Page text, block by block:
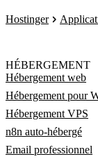
Hostinger
HÉBERGEMENT
Hébergement web
Hébergement pour
Hébergement VPS
n8n auto-hébergé
Email professionnel